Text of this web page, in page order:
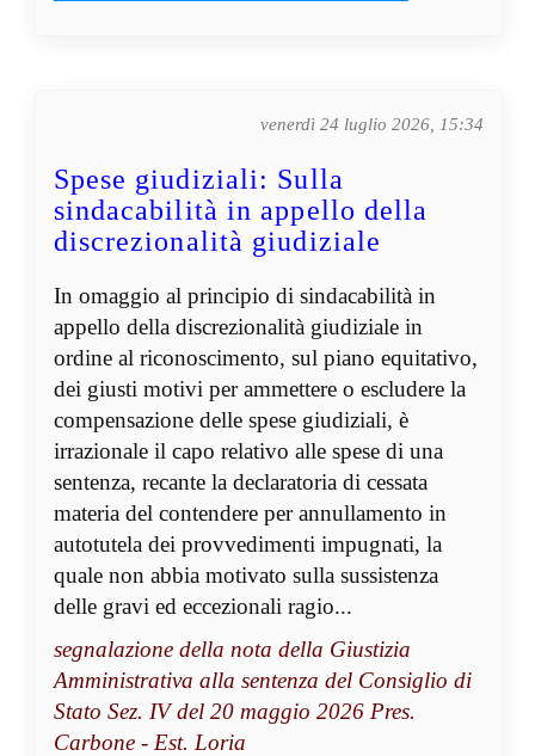
venerdì 24 luglio 2026, 15:34
Spese giudiziali: Sulla
sindacabilità in appello della
discrezionalità giudiziale
In omaggio al principio di sindacabilità in
appello della discrezionalità giudiziale in
ordine al riconoscimento, sul piano equitativo,
dei giusti motivi per ammettere o escludere la
compensazione delle spese giudiziali, è
irrazionale il capo relativo alle spese di una
sentenza, recante la declaratoria di cessata
materia del contendere per annullamento in
autotutela dei provvedimenti impugnati, la
quale non abbia motivato sulla sussistenza
delle gravi ed eccezionali ragio...
segnalazione della nota della Giustizia
Amministrativa alla sentenza del Consiglio di
Stato Sez. IV del 20 maggio 2026 Pres.
Carbone - Est. Loria